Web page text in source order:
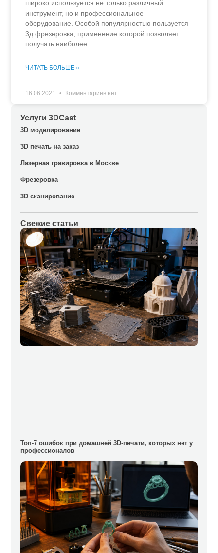
Услуги 3DCast
3D моделирование
3D печать на заказ
Лазерная гравировка в Москве
Фрезеровка
3D-сканирование
Свежие статьи
Топ-7 ошибок при домашней 3D-печати, которых нет у
профессионалов
широко используется не только различный
инструмент, но и профессиональное
оборудование. Особой популярностью пользуется
3д фрезеровка, применение которой позволяет
получать наиболее
ЧИТАТЬ БОЛЬШЕ »
16.06.2021 Комментариев нет